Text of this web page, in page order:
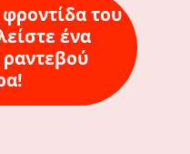
του
ένα